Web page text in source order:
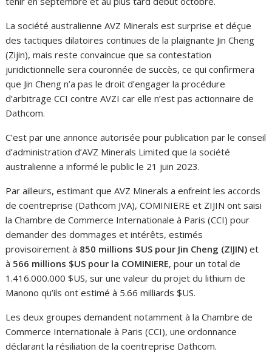
La société australienne AVZ Minerals est surprise et déçue
des tactiques dilatoires continues de la plaignante Jin Cheng
(Zijin), mais reste convaincue que sa contestation
juridictionnelle sera couronnée de succès, ce qui confirmera
que Jin Cheng n’a pas le droit d’engager la procédure
d’arbitrage CCI contre AVZI car elle n’est pas actionnaire de
Dathcom.
C’est par une annonce autorisée pour publication par le conseil
d’administration d’AVZ Minerals Limited que la société
australienne a informé le public le 21 juin 2023.
Par ailleurs, estimant que AVZ Minerals a enfreint les accords
de coentreprise (Dathcom JVA), COMINIERE et ZIJIN ont saisi
la Chambre de Commerce Internationale à Paris (CCI) pour
demander des dommages et intérêts, estimés
provisoirement à 850 millions $US pour Jin Cheng (ZIJIN) et
à 566 millions $US pour la COMINIERE, pour un total de
1.416.000.000 $US, sur une valeur du projet du lithium de
Manono qu’ils ont estimé à 5.66 milliards $US.
Les deux groupes demandent notamment à la Chambre de
Commerce Internationale à Paris (CCI), une ordonnance
déclarant la résiliation de la coentreprise Dathcom.